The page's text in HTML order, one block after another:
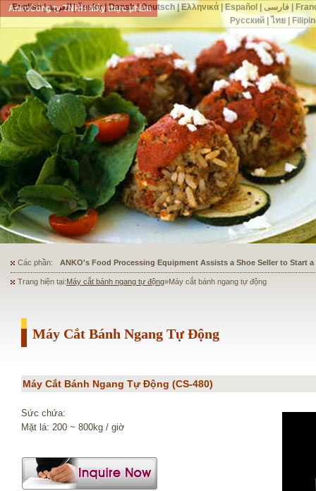
AnkoCông ty TNHH Máy thực phẩm
Các phần: ANKO's Food Processing Equipment Assists a Shoe Seller to Start
Trang hiện tại:Máy cắt bánh ngang tự động»Máy cắt bánh ngang tự động
Máy Cắt Bánh Ngang Tự Động
Máy Cắt Bánh Ngang Tự Động (CS-480)
Sức chứa:
Mặt lá: 200 ~ 800kg / giờ
English|العربية|česky|Dansk|Deutsch|Ελληνικά|Español فارسی|
Русский| ไทย|